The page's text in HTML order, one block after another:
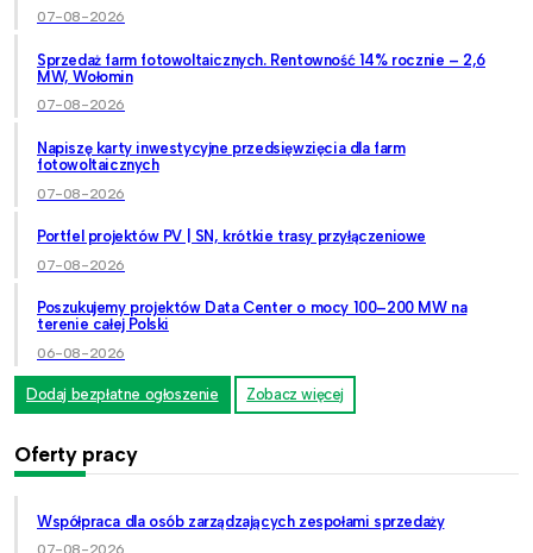
07-08-2026
Sprzedaż farm fotowoltaicznych. Rentowność 14% rocznie – 2,6
MW, Wołomin
07-08-2026
Napiszę karty inwestycyjne przedsięwzięcia dla farm
fotowoltaicznych
07-08-2026
Portfel projektów PV | SN, krótkie trasy przyłączeniowe
07-08-2026
Poszukujemy projektów Data Center o mocy 100–200 MW na
terenie całej Polski
06-08-2026
Dodaj bezpłatne ogłoszenie Zobacz więcej
Oferty pracy
Współpraca dla osób zarządzających zespołami sprzedaży